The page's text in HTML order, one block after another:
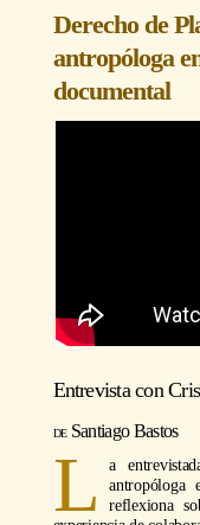
Derecho de
antropóloga
documental
Entrevista con
Santiago Bastos
L
a
antropóloga
reflexiona